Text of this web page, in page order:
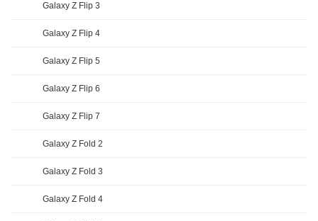
Galaxy Z Flip 3
Galaxy Z Flip 4
Galaxy Z Flip 5
Galaxy Z Flip 6
Galaxy Z Flip 7
Galaxy Z Fold 2
Galaxy Z Fold 3
Galaxy Z Fold 4